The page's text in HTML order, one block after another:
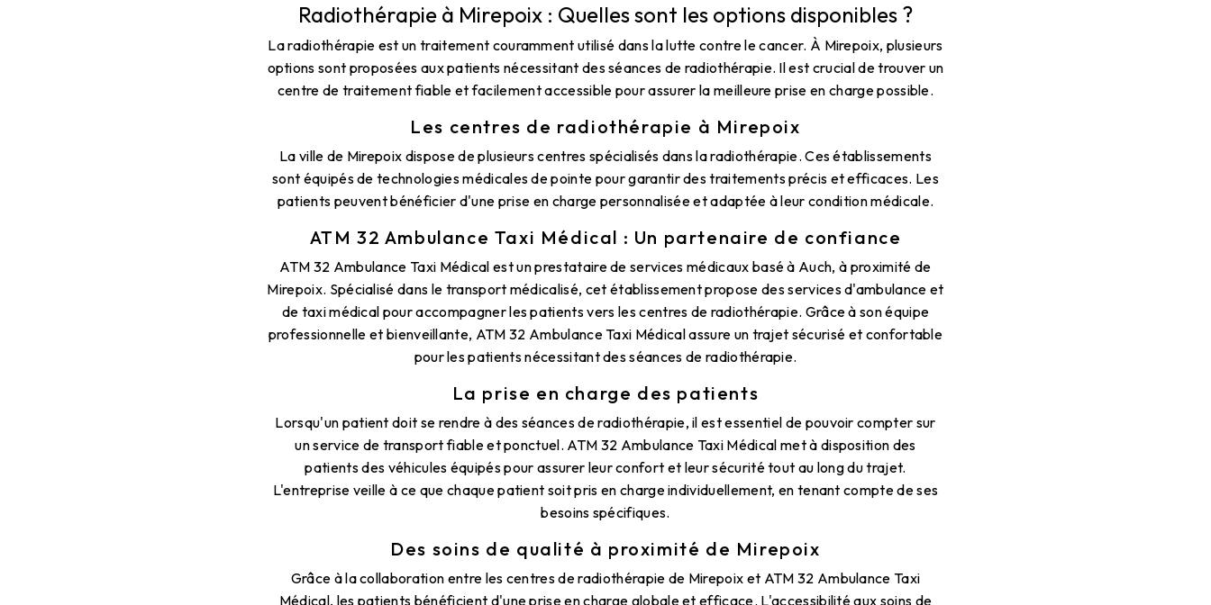
Radiothérapie à Mirepoix : Quelles sont les options disponibles ?
La radiothérapie est un traitement couramment utilisé dans la lutte contre le cancer. À Mirepoix, plusieurs
options sont proposées aux patients nécessitant des séances de radiothérapie. Il est crucial de trouver un
centre de traitement fiable et facilement accessible pour assurer la meilleure prise en charge possible.
Les centres de radiothérapie à Mirepoix
La ville de Mirepoix dispose de plusieurs centres spécialisés dans la radiothérapie. Ces établissements
sont équipés de technologies médicales de pointe pour garantir des traitements précis et efficaces. Les
patients peuvent bénéficier d'une prise en charge personnalisée et adaptée à leur condition médicale.
ATM 32 Ambulance Taxi Médical : Un partenaire de confiance
ATM 32 Ambulance Taxi Médical est un prestataire de services médicaux basé à Auch, à proximité de
Mirepoix. Spécialisé dans le transport médicalisé, cet établissement propose des services d'ambulance et
de taxi médical pour accompagner les patients vers les centres de radiothérapie. Grâce à son équipe
professionnelle et bienveillante, ATM 32 Ambulance Taxi Médical assure un trajet sécurisé et confortable
pour les patients nécessitant des séances de radiothérapie.
La prise en charge des patients
Lorsqu'un patient doit se rendre à des séances de radiothérapie, il est essentiel de pouvoir compter sur
un service de transport fiable et ponctuel. ATM 32 Ambulance Taxi Médical met à disposition des
patients des véhicules équipés pour assurer leur confort et leur sécurité tout au long du trajet.
L'entreprise veille à ce que chaque patient soit pris en charge individuellement, en tenant compte de ses
besoins spécifiques.
Des soins de qualité à proximité de Mirepoix
Grâce à la collaboration entre les centres de radiothérapie de Mirepoix et ATM 32 Ambulance Taxi
Médical, les patients bénéficient d'une prise en charge globale et efficace. L'accessibilité aux soins de